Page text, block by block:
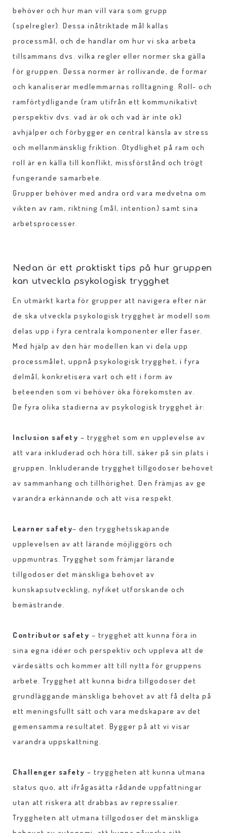
behöver och hur man vill vara som grupp
(spelregler). Dessa inåtriktade mål kallas
processmål, och de handlar om hur vi ska arbeta
tillsammans dvs. vilka regler eller normer ska gälla
för gruppen. Dessa normer är rollivande, de formar
och kanaliserar medlemmarnas rolltagning. Roll- och
ramförtydligande (ram utifrån ett kommunikativt
perspektiv dvs. vad är ok och vad är inte ok)
avhjälper och förbygger en central känsla av stress
och mellanmänsklig friktion. Otydlighet på ram och
roll är en källa till konflikt, missförstånd och trögt
fungerande samarbete.
Grupper behöver med andra ord vara medvetna om
vikten av ram, riktning (mål, intention) samt sina
arbetsprocesser.
Nedan är ett praktiskt tips på hur gruppen
kan utveckla psykologisk trygghet
En utmärkt karta för grupper att navigera efter när
de ska utveckla psykologisk trygghet är modell som
delas upp i fyra centrala komponenter eller faser.
Med hjälp av den här modellen kan vi dela upp
processmålet, uppnå psykologisk trygghet, i fyra
delmål, konkretisera vart och ett i form av
beteenden som vi behöver öka förekomsten av.
De fyra olika stadierna av psykologisk trygghet är:
Inclusion safety – trygghet som en upplevelse av
att vara inkluderad och höra till, säker på sin plats i
gruppen. Inkluderande trygghet tillgodoser behovet
av sammanhang och tillhörighet. Den främjas av ge
varandra erkännande och att visa respekt.
Learner safety– den trygghetsskapande
upplevelsen av att lärande möjliggörs och
uppmuntras. Trygghet som främjar lärande
tillgodoser det mänskliga behovet av
kunskapsutveckling, nyfiket utforskande och
bemästrande.
Contributor safety – trygghet att kunna föra in
sina egna idéer och perspektiv och uppleva att de
värdesätts och kommer att till nytta för gruppens
arbete. Trygghet att kunna bidra tillgodoser det
grundläggande mänskliga behovet av att få delta på
ett meningsfullt sätt och vara medskapare av det
gemensamma resultatet. Bygger på att vi visar
varandra uppskattning.
Challenger safety – tryggheten att kunna utmana
status quo, att ifrågasätta rådande uppfattningar
utan att riskera att drabbas av repressalier.
Tryggheten att utmana tillgodoser det mänskliga